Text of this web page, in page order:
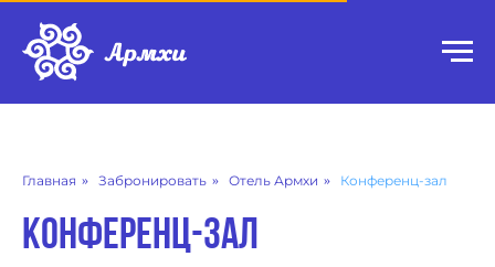
Главная » Забронировать » Отель Армхи » Конференц-зал
конференц-зал